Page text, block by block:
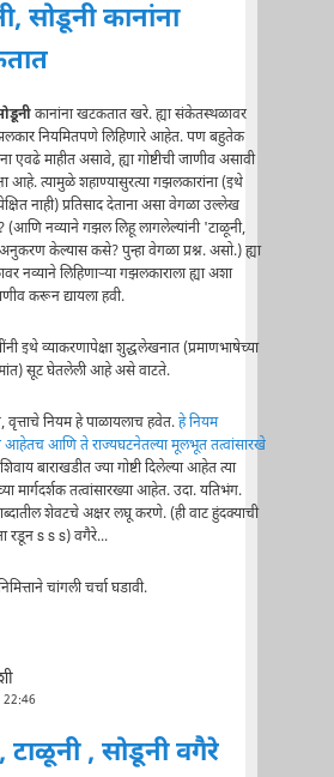
सोडूनी कानांना
कानांना खटकतात खरे. ह्या संकेतस्थळावर
नियमितपणे लिहिणारे आहेत. पण बहुतेक
एवढे माहीत असावे, ह्या गोष्टीची जाणीव असावी
आहे. त्यामुळे शहाण्यासुरत्या गझलकारांना (इथे
नाही) प्रतिसाद देताना असा वेगळा उल्लेख
(आणि नव्याने गझल लिहू लागलेल्यांनी 'टाळूनी,
केल्यास कसे? पुन्हा वेगळा प्रश्न. असो.) ह्या
नव्याने लिहिणाऱ्या गझलकाराला ह्या अशा
करून द्यायला हवी.
इथे व्याकरणापेक्षा शुद्धलेखनात (प्रमाणभाषेच्या
सूट घेतलेली आहे असे वाटते.
वृत्ताचे नियम हे पाळायलाच हवेत.हे नियम
आहेतच आणि ते राज्यघटनेतल्या मूलभूत तत्वांसारखे
बाराखडीत ज्या गोष्टी दिलेल्या आहेत त्या
मार्गदर्शक तत्वांसारख्या आहेत. उदा. यतिभंग.
शेवटचे अक्षर लघू करणे. (ही वाट हुंदक्याची
रडून s s s) वगैरे...
चांगली चर्चा घडावी.
, सोडूनी वगैरे